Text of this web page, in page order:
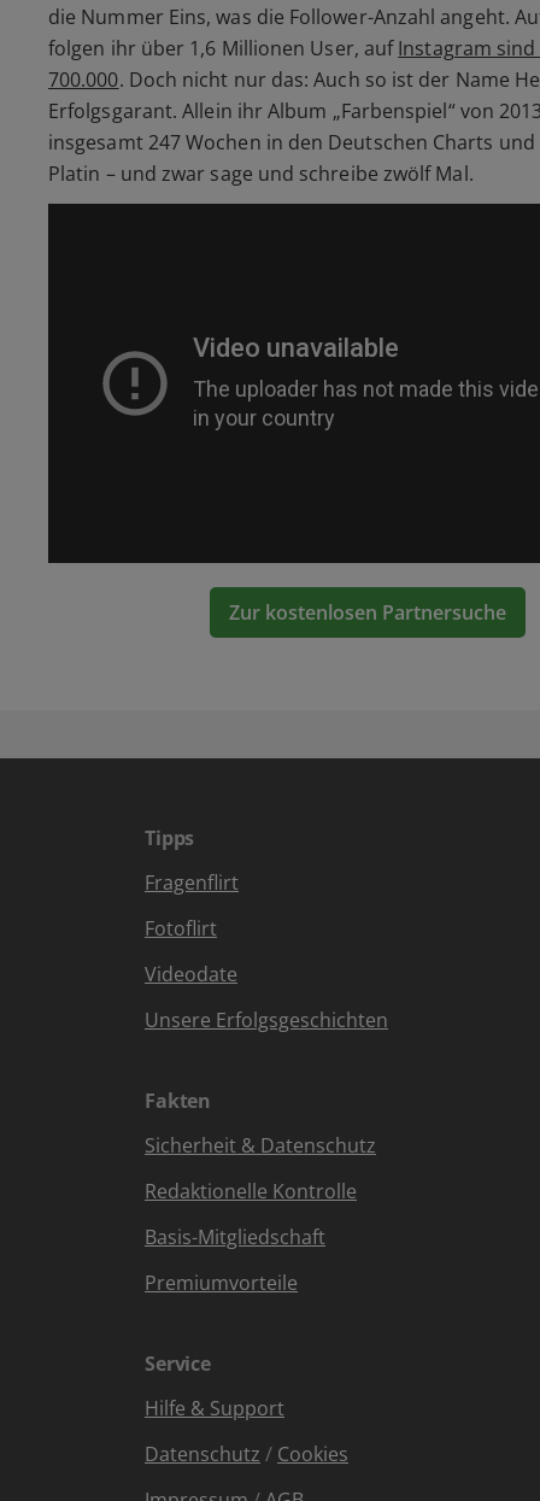
die Nummer Eins, was die Follower-Anzahl angeht.
folgen ihr über 1,6 Millionen User, aufInstagram
700.000. Doch nicht nur das: Auch so ist der Name
Erfolgsgarant. Allein ihr Album „Farbenspiel“ von
insgesamt 247 Wochen in den Deutschen Charts
Platin – und zwar sage und schreibe zwölf Mal.
Zur kostenlosen Partnersuche
Tipps
Fragenflirt
Fotoflirt
Videodate
Unsere Erfolgsgeschichten
Fakten
Sicherheit & Datenschutz
Redaktionelle Kontrolle
Basis-Mitgliedschaft
Premiumvorteile
Service
Hilfe & Support
Datenschutz / Cookies